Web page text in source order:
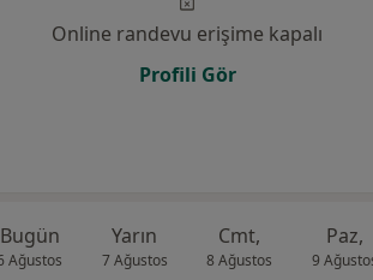
Online randevu erişime kapalı
Profili Gör
Bugün
Ağustos
Yarın
7 Ağustos
Cmt,
8 Ağustos
Paz,
9